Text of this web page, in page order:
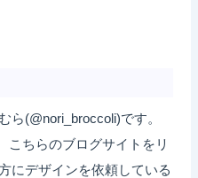
ら(@nori_broccoli)です。
こちらのブログサイトをリ
にデザインを依頼している